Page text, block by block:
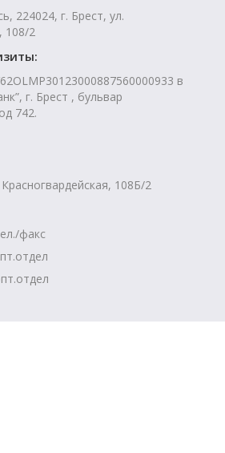
224024, г. Брест, ул.
108/2
в
г. Брест , бульвар
742.
Красногвардейская, 108Б/2
факс